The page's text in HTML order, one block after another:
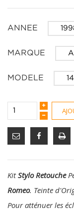
ANNEE
MARQUE
MODELE
KitStylo Retouche
Romeo. Teinte
Pour atténuer les